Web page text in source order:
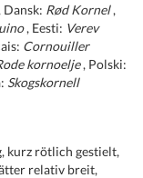
Dansk: Rød Kornel,
, Eesti: Verev
Cornouiller
kornoelje, Polski:
Skogskornell
kurz rötlich gestielt,
relativ breit,